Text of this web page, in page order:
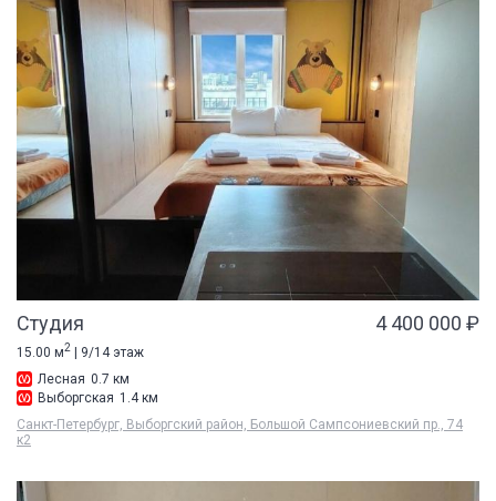
Студия 4 400 000 ₽
15.00 м2
| 9/14 этаж
Лесная 0.7 км
Выборгская 1.4 км
Санкт-Петербург, Выборгский район, Большой Сампсониевский пр., 74
к2